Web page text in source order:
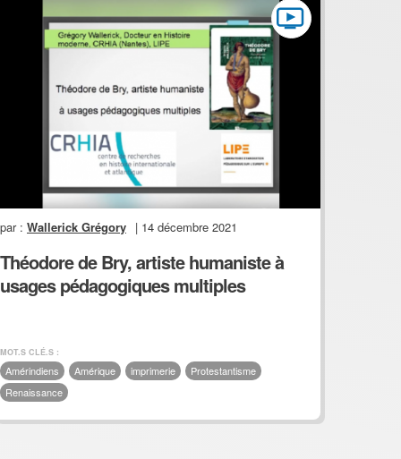
par : Wallerick Grégory | 14 décembre 2021
Théodore de Bry, artiste humaniste à
usages pédagogiques multiples
MOT.S CLÉ.S :
Amérindiens Amérique imprimerie
Protestantisme
Renaissance